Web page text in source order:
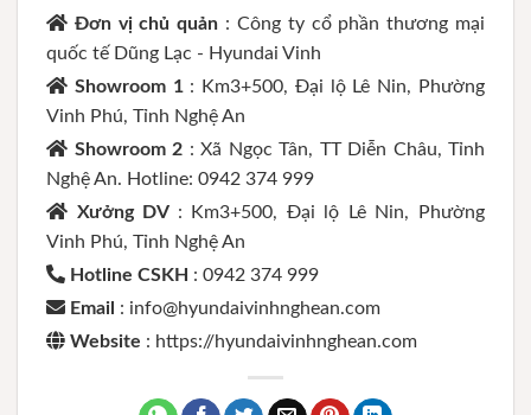
Đơn vị chủ quản : Công ty cổ phần thương mại
quốc tế Dũng Lạc - Hyundai Vinh
Showroom 1 : Km3+500, Đại lộ Lê Nin, Phường
Vinh Phú, Tỉnh Nghệ An
Showroom 2 : Xã Ngọc Tân, TT Diễn Châu, Tỉnh
Nghệ An. Hotline: 0942 374 999
Xưởng DV : Km3+500, Đại lộ Lê Nin, Phường
Vinh Phú, Tỉnh Nghệ An
Hotline CSKH : 0942 374 999
Email : info@hyundaivinhnghean.com
Website : https://hyundaivinhnghean.com